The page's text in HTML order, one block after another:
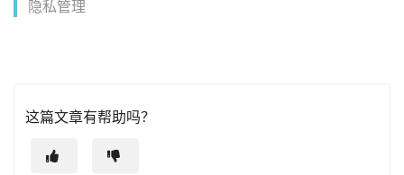
隐私管理
这篇文章有帮助吗？